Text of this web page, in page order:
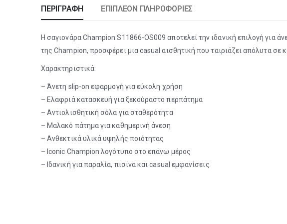
ΠΕΡΙΓΡΑΦΉ ΕΠΙΠΛΈΟΝ ΠΛΗΡΟΦΟΡΊΕΣ
Η σαγιονάρα Champion S11866-OS009 αποτελεί την ιδανική επιλογή για
της Champion, προσφέρει μια casual αισθητική που ταιριάζει απόλυτα σε
Χαρακτηριστικά:
– Άνετη slip-on εφαρμογή για εύκολη χρήση
– Ελαφριά κατασκευή για ξεκούραστο περπάτημα
– Αντιολισθητική σόλα για σταθερότητα
– Μαλακό πάτημα για καθημερινή άνεση
– Ανθεκτικά υλικά υψηλής ποιότητας
– Iconic Champion λογότυπο στο επάνω μέρος
– Ιδανική για παραλία, πισίνα και casual εμφανίσεις